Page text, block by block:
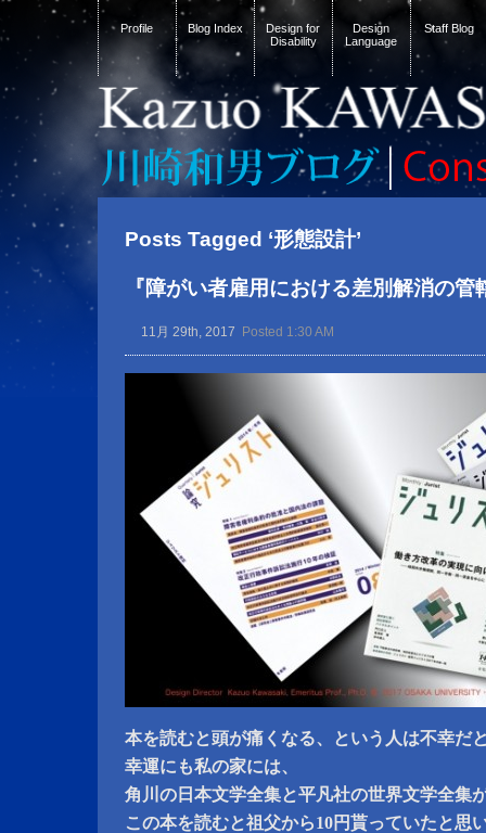
Profile Blog Index
Design for
Disability
Design
Language
Staff Blog
Posts Tagged ‘形態設計’
『障がい者雇用における差別解消の管
11月 29th, 2017 Posted 1:30 AM
本を読むと頭が痛くなる、という人は不幸だ
幸運にも私の家には、
角川の日本文学全集と平凡社の世界文学全集
この本を読むと祖父から10円貰っていたと思